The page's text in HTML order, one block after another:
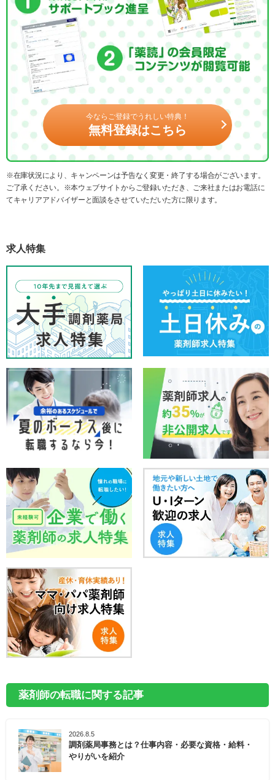
今ならご登録でうれしい特典！
無料登録はこちら
※在庫状況により、キャンペーンは予告なく変更・終了する場合がございます。
ご了承ください。※本ウェブサイトからご登録いただき、ご来社またはお電話に
てキャリアアドバイザーと面談をさせていただいた方に限ります。
求人特集
薬剤師の転職に関する記事
2026.8.5
調剤薬局事務とは？仕事内容・必要な資格・給料・
やりがいを紹介